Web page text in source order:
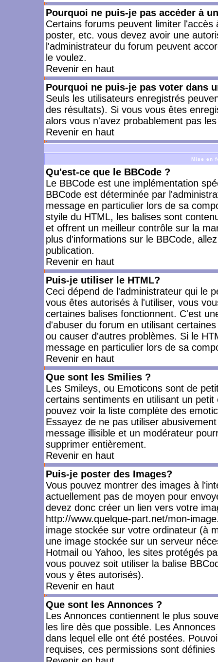
Pourquoi ne puis-je pas accéder à
Certains forums peuvent limiter
poster, etc. vous devez avoir une
l'administrateur du forum peuvent
le voulez.
Revenir en haut
Pourquoi ne puis-je pas voter dans
Seuls les utilisateurs enregistrés
des résultats). Si vous vous êtes
alors vous n'avez probablement pas
Revenir en haut
Mise en
Qu'est-ce que le BBCode ?
Le BBCode est une implémentation
BBCode est déterminée par
message en particulier lors de sa
styile du HTML, les balises sont
et offrent un meilleur contrôle sur la
plus d'informations sur le BBCode,
publication.
Revenir en haut
Puis-je utiliser le HTML?
Ceci dépend de l'administrateur qui le
vous êtes autorisés à l'utiliser, vous
certaines balises fonctionnent. C'est
d'abuser du forum en utilisant
ou causer d'autres problèmes. Si le
message en particulier lors de sa
Revenir en haut
Que sont les Smilies ?
Les Smileys, ou Emoticons sont de
certains sentiments en utilisant un
pouvez voir la liste complète des
Essayez de ne pas utiliser
message illisible et un modérateur
supprimer entièrement.
Revenir en haut
Puis-je poster des Images?
Vous pouvez montrer des images à
actuellement pas de moyen pour
devez donc créer un lien vers votre
http://www.quelque-part.net/mon-
image stockée sur votre ordinateur (à
une image stockée sur un serveur
Hotmail ou Yahoo, les sites protégés
vous pouvez soit utiliser la balise
vous y êtes autorisés).
Revenir en haut
Que sont les Annonces ?
Les Annonces contiennent le plus
les lire dès que possible. Les
dans lequel elle ont été postées.
requises, ces permissions sont